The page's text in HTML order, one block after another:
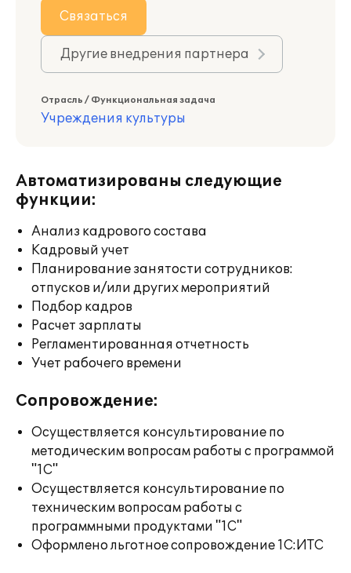
Связаться
Другие внедрения партнера
Отрасль / Функциональная задача
Учреждения культуры
Автоматизированы следующие
функции:
Анализ кадрового состава
Кадровый учет
Планирование занятости сотрудников:
отпусков и/или других мероприятий
Подбор кадров
Расчет зарплаты
Регламентированная отчетность
Учет рабочего времени
Сопровождение:
Осуществляется консультирование по
методическим вопросам работы с программой
"1С"
Осуществляется консультирование по
техническим вопросам работы с
программными продуктами "1С"
Оформлено льготное сопровождение 1С:ИТС